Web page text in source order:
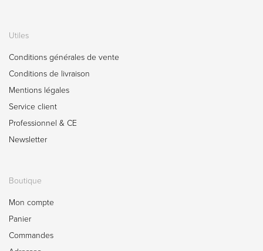
Utiles
Conditions générales de vente
Conditions de livraison
Mentions légales
Service client
Professionnel & CE
Newsletter
Boutique
Mon compte
Panier
Commandes